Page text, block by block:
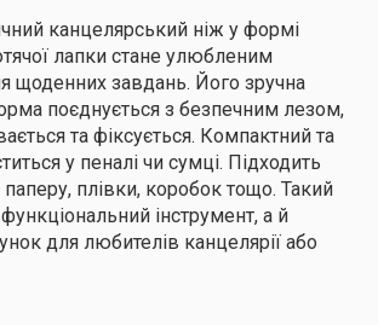
канцелярський ніж у формі
лапки стане улюбленим
щоденних завдань. Його зручна
поєднується з безпечним лезом,
та фіксується. Компактний та
у пеналі чи сумці. Підходить
паперу, плівки, коробок тощо. Такий
інструмент, а й
для любителів канцелярії або